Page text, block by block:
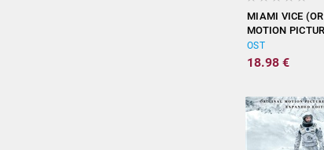
MIAMI VICE
MOTION
SOUNDTRACK)
OST
18.98 €